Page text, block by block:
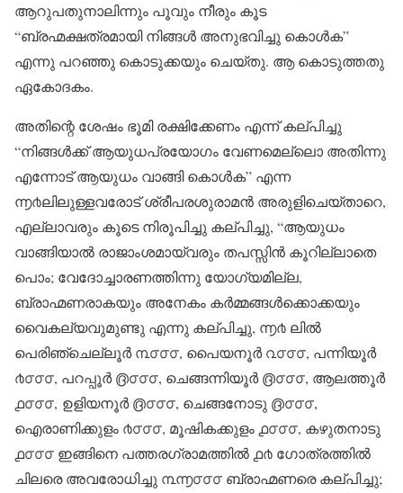
ആറുപതുനാലിന്നും പൂവും നീരും കൂട
“ബ്രഹ്മക്ഷത്രമായി നിങ്ങൾ അനുഭവിച്ചു കൊൾക”
എന്നു പറഞ്ഞു കൊടുക്കയും ചെയ്തു. ആ കൊടുത്തതു
ഏകോദകം.
അതിന്റെ ശേഷം ഭൂമി രക്ഷിക്കേണം എന്ന് കല്പിച്ചു
“നിങ്ങൾക്ക് ആയുധപ്രയോഗം വേണമെല്ലൊ അതിന്നു
എന്നോട് ആയുധം വാങ്ങി കൊൾക” എന്ന
൬൪ലിലുള്ളവരോട് ശ്രീപരശുരാമൻ അരുളിചെയ്താറെ,
എല്ലാവരും കൂടെ നിരൂപിച്ചു കല്പിച്ചു, “ആയുധം
വാങ്ങിയാൽ രാജാംശമായ്‌വരും തപസ്സിൻ കൂറില്ലാതെ
പൊം; വേദോച്ചാരണത്തിന്നു യോഗ്യമില്ല,
ബ്രാഹ്മണരാകയും അനേകം കർമ്മങ്ങൾക്കൊക്കയും
വൈകല്യവുമുണ്ടു എന്നു കല്പിച്ചു, ൬൪ ലിൽ
പെരിഞ്ചെല്ലൂർ ൩൦൦൦, പൈയനൂർ ൨൦൦൦, പന്നിയൂർ
൪൦൦൦, പറപ്പൂർ ൫൦൦൦, ചെങ്ങന്നിയൂർ ൫൦൦൦, ആലത്തൂർ
൧൦൦൦, ഉളിയനൂർ ൫൦൦൦, ചെങ്ങനോടു ൫൦൦൦,
ഐരാണിക്കുളം ൪൦൦൦, മൂഷികക്കുളം ൧൦൦൦, കഴുതനാടു
൧൦൦൦ ഇങ്ങിനെ പത്തരഗ്രാമത്തിൽ ൧൪ ഗോത്രത്തിൽ
ചിലരെ അവരോധിച്ചു ൩൬൦൦൦ ബ്രാഹ്മണരെ കല്പിച്ചു;